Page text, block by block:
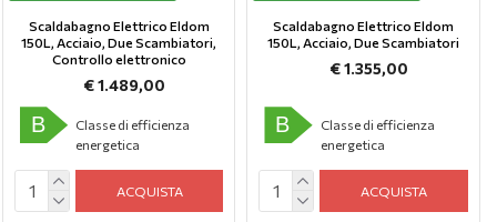
Scaldabagno Elettrico Eldom
150L, Аcciaio, Due Scambiatori,
Controllo elettronico
€ 1.489,00
B
Classe di efficienza
energetica
ACQUISTA
Scaldabagno Elettrico Eldom
150L, Аcciaio, Due Scambiatori
€ 1.355,00
B
Classe di efficienza
energetica
ACQUISTA